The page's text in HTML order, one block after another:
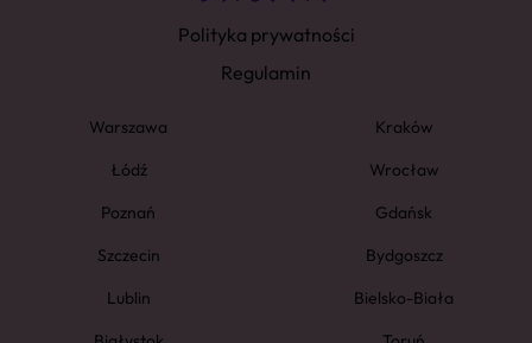
Polityka prywatności
Regulamin
Warszawa
Kraków
Łódź
Wrocław
Poznań
Gdańsk
Szczecin
Bydgoszcz
Lublin
Bielsko-Biała